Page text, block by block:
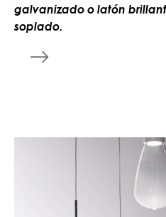
galvanizado o latón
soplado.